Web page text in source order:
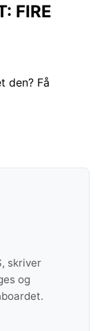
FIRE
den? Få
skriver
og